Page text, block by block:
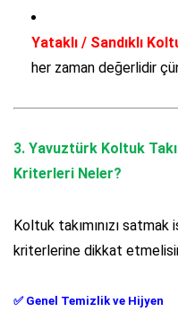
Yataklı / Sandıklı
her zaman değerlidir
3. Yavuztürk Koltuk
Kriterleri Neler?
Koltuk takımınızı satmak
kriterlerine dikkat
✅ Genel Temizlik ve Hijyen